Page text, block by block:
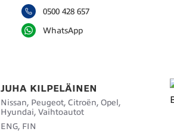
0500 428 657
WhatsApp
JUHA KILPELÄINEN
Nissan, Peugeot, Citroën, Opel,
Hyundai, Vaihtoautot
ENG, FIN